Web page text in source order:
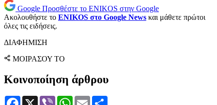
Google Προσθέστε το ENIKOS στην Google
Ακολουθήστε το ENIKOS στο Google News και μάθετε πρώτοι
όλες τις ειδήσεις.
ΔΙΑΦΗΜΙΣΗ
ΜΟΙΡΑΣΟΥ ΤΟ
Κοινοποίηση άρθρου
Facebook
X Viber WhatsApp
Email